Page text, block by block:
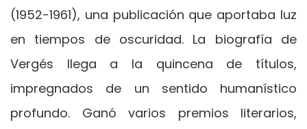
(1952-1961), una publicación que aportaba luz
en tiempos de oscuridad. La biografía de
Vergés llega a la quincena de títulos,
impregnados de un sentido humanístico
profundo. Ganó varios premios literarios,